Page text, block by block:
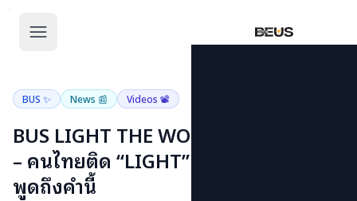
The BEUS
The BEUS - แห
BUS ✨ News 📰 Videos 📽
BUS LIGHT THE WORLD NEWS | EP.1
– คนไทยติด “LIGHT” ไปไหนก็มีแต่คน
พูดถึงคำนี้